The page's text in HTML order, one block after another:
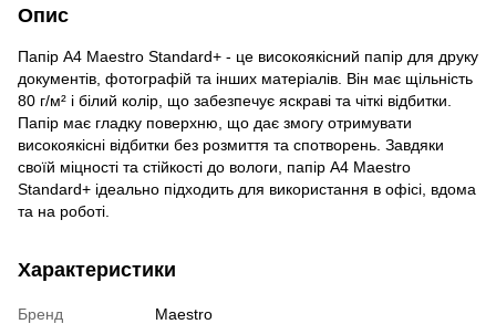
Опис
Папір А4 Maestro Standard+ - це високоякісний папір для друку
документів, фотографій та інших матеріалів. Він має щільність
80 г/м² і білий колір, що забезпечує яскраві та чіткі відбитки.
Папір має гладку поверхню, що дає змогу отримувати
високоякісні відбитки без розмиття та спотворень. Завдяки
своїй міцності та стійкості до вологи, папір А4 Maestro
Standard+ ідеально підходить для використання в офісі, вдома
та на роботі.
Характеристики
Бренд
Maestro